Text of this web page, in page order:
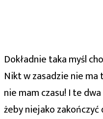
Dokładnie taka myśl
Nikt w zasadzie nie ma
nie mam czasu! I te
żeby niejako